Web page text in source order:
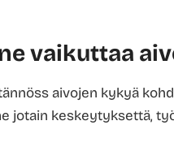
vaikuttaa
aivojen kykyä
jotain keskeytyksettä,